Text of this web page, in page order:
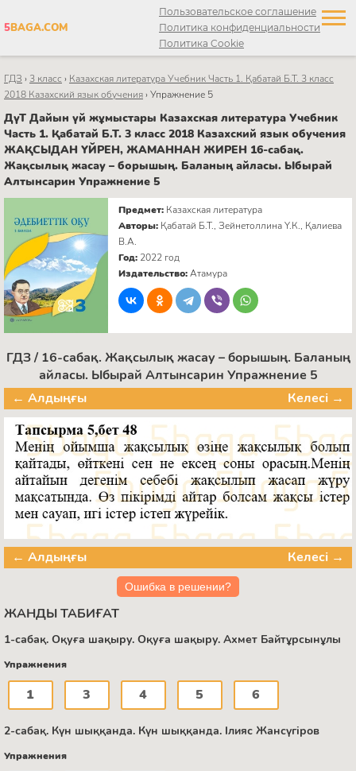
5BAGA.COM
Пользовательское соглашение
Политика конфиденциальности
Политика Cookie
ГДЗ › 3 класс › Казахская литература Учебник Часть 1. Қабатай Б.Т. 3 класс
2018 Казахский язык обучения›Упражнение 5
ДүТ Дайын үй жұмыстары Казахская литература Учебник
Часть 1. Қабатай Б.Т. 3 класс 2018 Казахский язык обучения
ЖАҚСЫДАН ҮЙРЕН, ЖАМАННАН ЖИРЕН 16-сабақ.
Жақсылық жасау – борышың. Баланың айласы. Ыбырай
Алтынсарин Упражнение 5
Предмет: Казахская литература
Авторы: Қабатай Б.Т., Зейнетоллина Ү.К., Қалиева
В.А.
Год: 2022 год
Издательство:Атамура
ГДЗ / 16-сабақ. Жақсылық жасау – борышың. Баланың
айласы. Ыбырай Алтынсарин Упражнение 5
← Алдыңғы
Келесі →
← Алдыңғы Келесі →
Ошибка в решении?
ЖАНДЫ ТАБИҒАТ
1-сабақ. Оқуға шақыру. Оқуға шақыру. Ахмет Байтұрсынұлы
Упражнения
1 3 4 5 6
2-сабақ. Күн шыққанда. Күн шыққанда. Ілияс Жансүгіров
Упражнения